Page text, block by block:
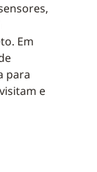
Em
para
e